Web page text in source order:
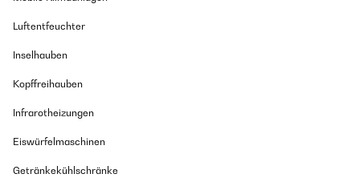
Luftentfeuchter
Inselhauben
Kopffreihauben
Infrarotheizungen
Eiswürfelmaschinen
Getränkekühlschränke